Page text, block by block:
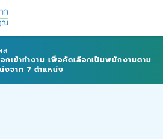
ล
กเข้าทำงาน เพื่อคัดเลือกเป็นพนักงานตาม
งจาก 7 ตำแหน่ง